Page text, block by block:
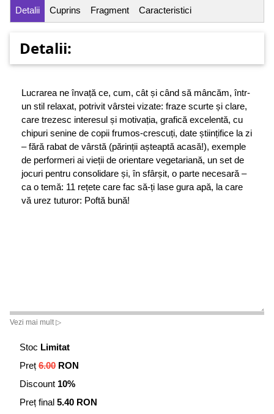
Detalii Cuprins Fragment Caracteristici
Detalii:
Lucrarea ne învață ce, cum, cât și când să mâncăm, într-
un stil relaxat, potrivit vârstei vizate: fraze scurte și clare,
care trezesc interesul și motivația, grafică excelentă, cu
chipuri senine de copii frumos-crescuți, date științifice la zi
– fără rabat de vârstă (părinții așteaptă acasă!), exemple
de performeri ai vieții de orientare vegetariană, un set de
jocuri pentru consolidare și, în sfârșit, o parte necesară –
ca o temă: 11 rețete care fac să-ți lase gura apă, la care
vă urez tuturor: Poftă bună!
Vezi mai mult ▷
Stoc Limitat
Preț 6.00 RON
Discount 10%
Preț final 5.40 RON